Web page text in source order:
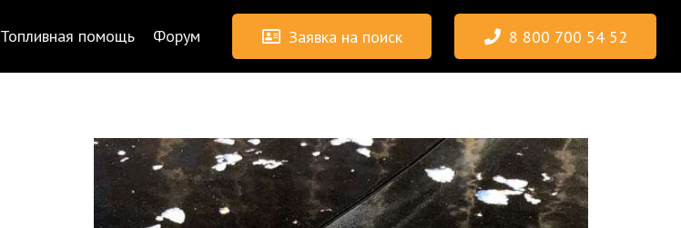
Топливная помощь Форум Заявка на поиск 8 800 700 54 52